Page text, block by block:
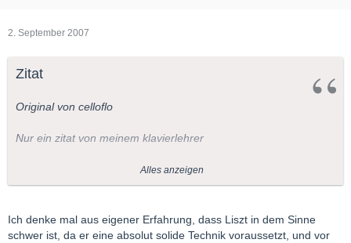
2. September 2007
Zitat
Original von celloflo
Nur ein zitat von meinem klavierlehrer
"Gegen so ein rachmaninov kk sind die tschaikowsky kk ein
kinderspiel. Recht was schwereres gibts nicht mehr außer Liszt."
Kann natürlich auch schmarrn sein, aber ich denke, so falsch
liegt er nicht.
Alles anzeigen
Ich denke mal aus eigener Erfahrung, dass Liszt in dem Sinne
schwer ist, da er eine absolut solide Technik voraussetzt, und vor